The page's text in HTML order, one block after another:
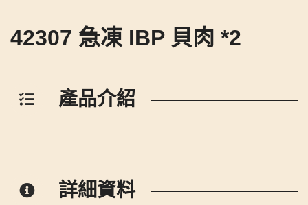
42307 急凍 IBP 貝肉 *2
產品介紹
詳細資料